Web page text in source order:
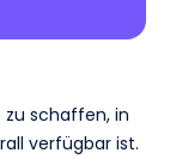
zu schaffen, in
verfügbar ist.